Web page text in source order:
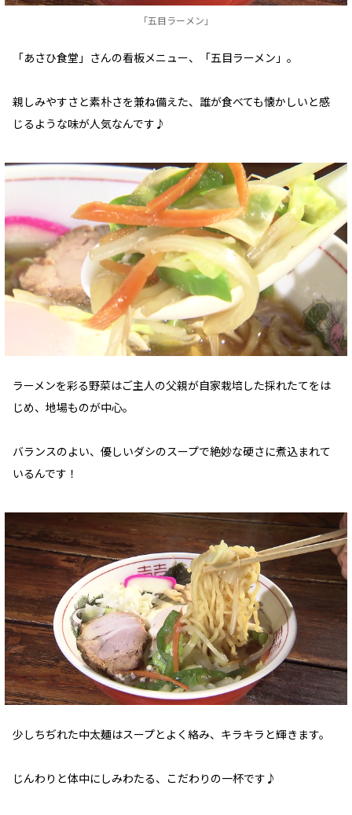
「五目ラーメン」
「あさひ食堂」さんの看板メニュー、「五目ラーメン」。
親しみやすさと素朴さを兼ね備えた、誰が食べても懐かしいと感
じるような味が人気なんです♪
ラーメンを彩る野菜はご主人の父親が自家栽培した採れたてをは
じめ、地場ものが中心。
バランスのよい、優しいダシのスープで絶妙な硬さに煮込まれて
いるんです！
少しちぢれた中太麺はスープとよく絡み、キラキラと輝きます。
じんわりと体中にしみわたる、こだわりの一杯です♪